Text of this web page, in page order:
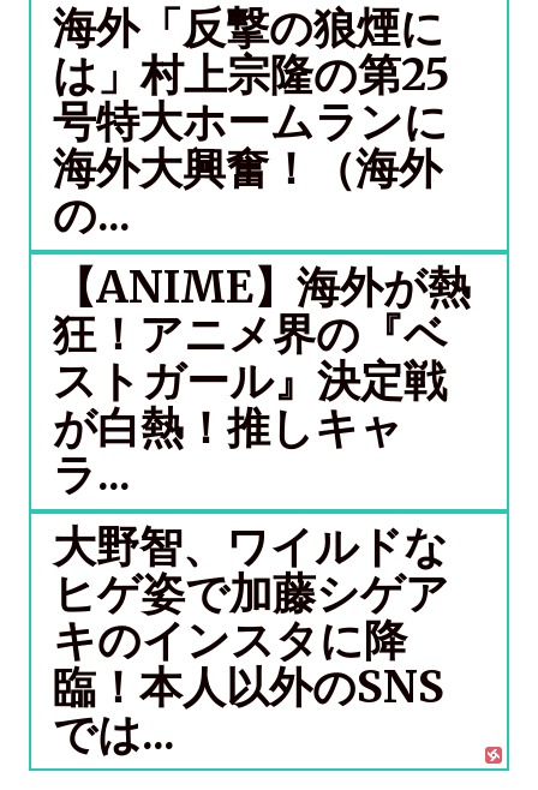
海外「反撃の狼煙に
は」村上宗隆の第25
号特大ホームランに
海外大興奮！（海外
の...
【ANIME】海外が熱
狂！アニメ界の『ベ
ストガール』決定戦
が白熱！推しキャ
ラ...
大野智、ワイルドな
ヒゲ姿で加藤シゲア
キのインスタに降
臨！本人以外のSNS
では...